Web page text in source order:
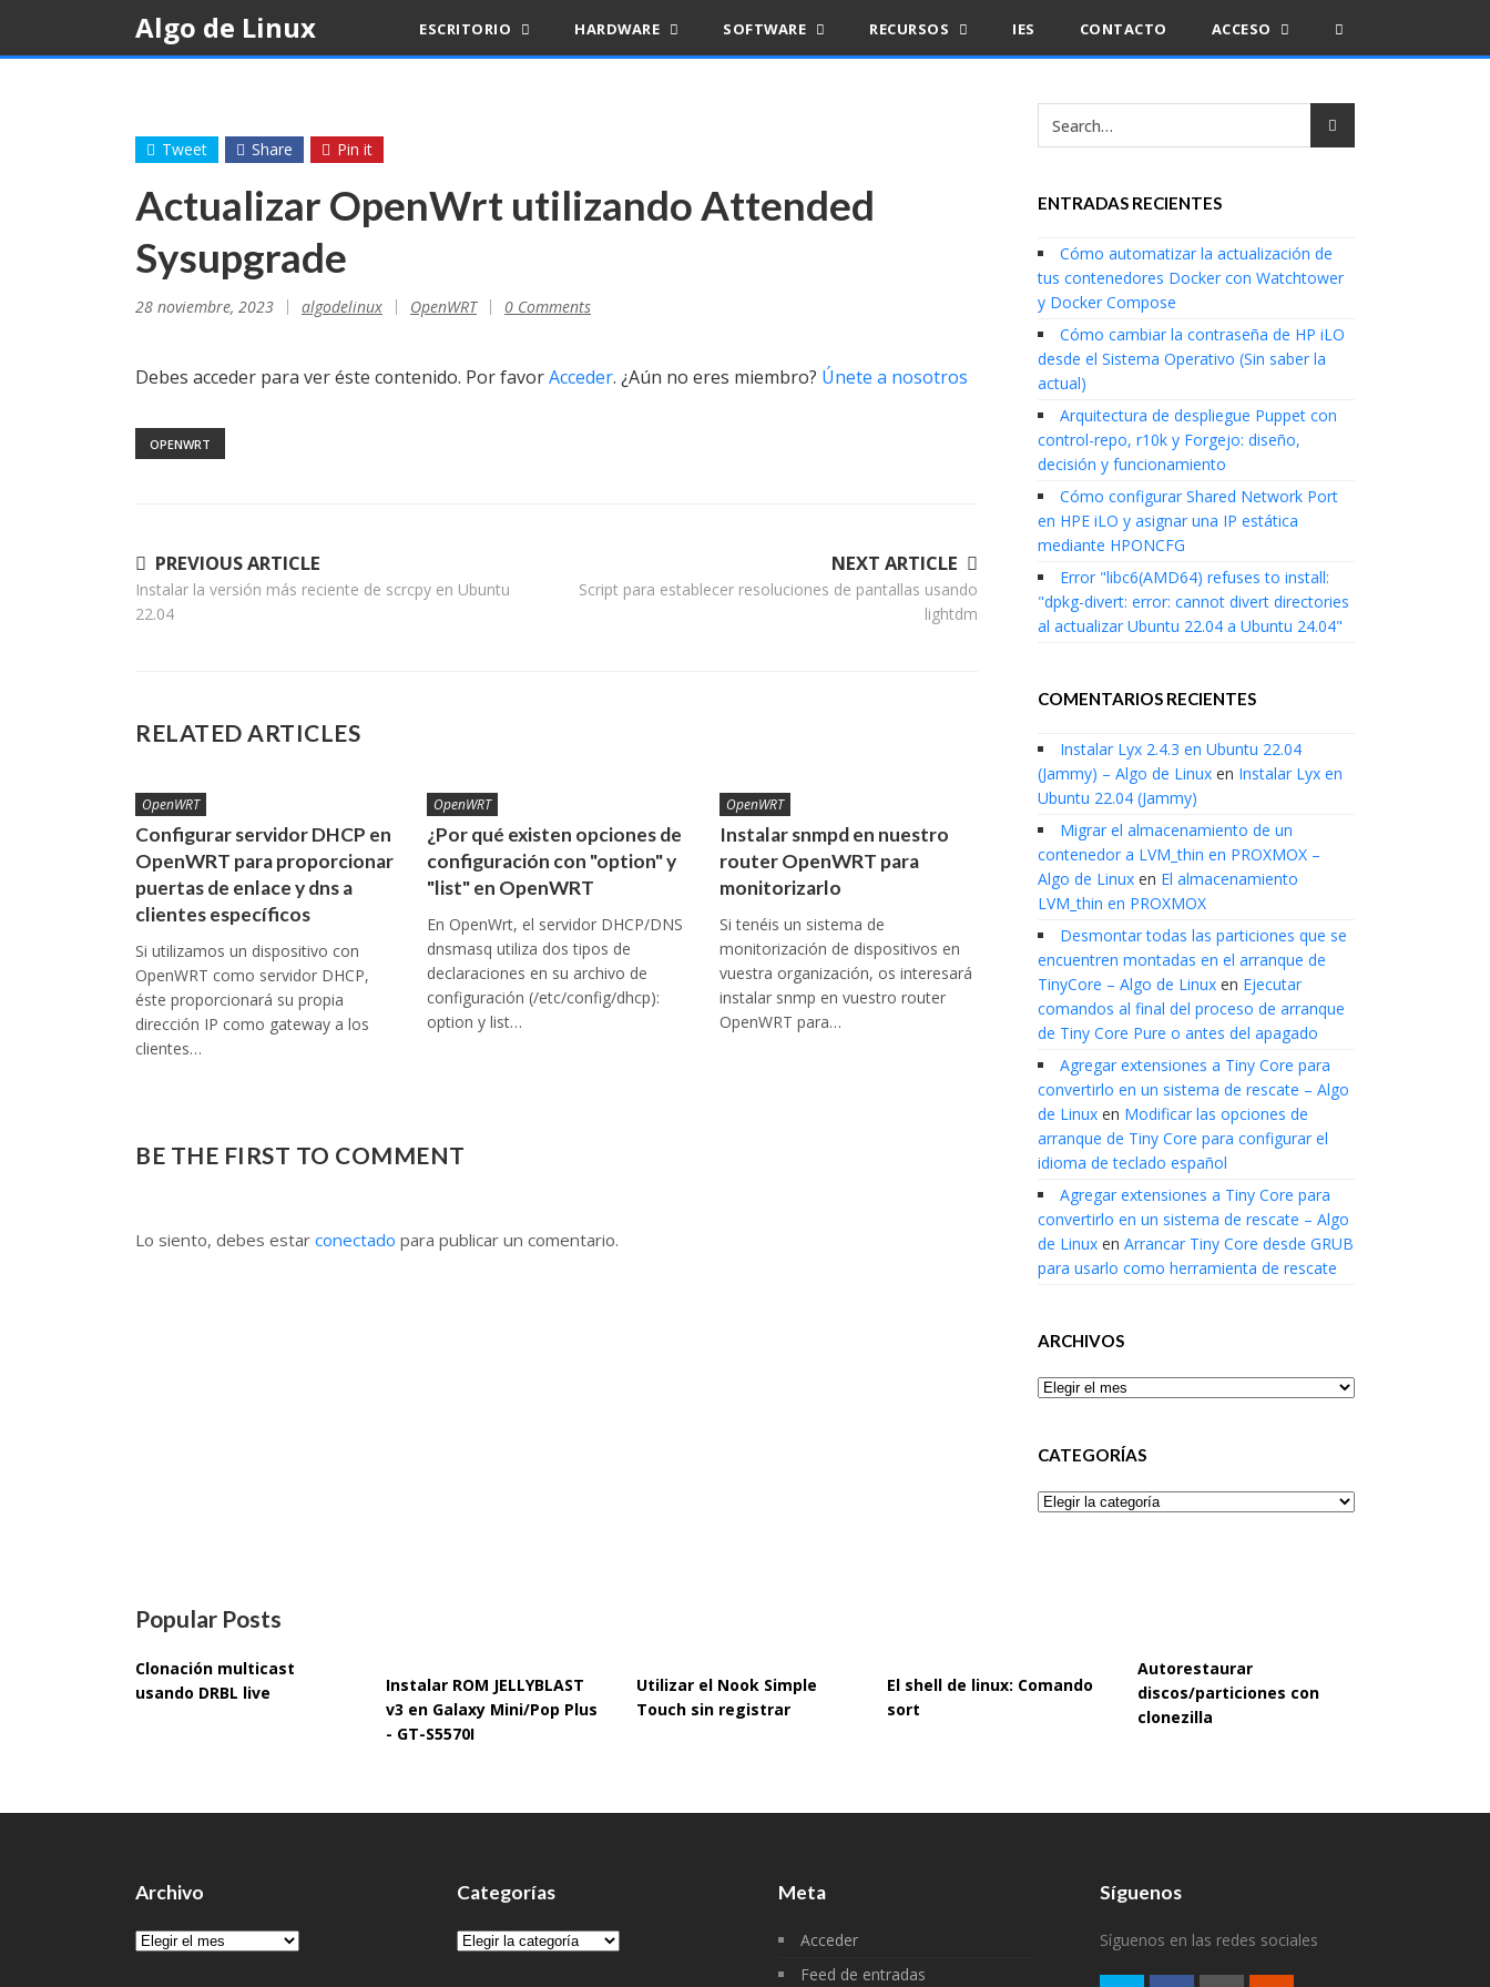
content
Algo de Linux ESCRITORIO HARDWARE SOFTWARE RECURSOS IES CONTACTO ACCESO
Tweet Share Pin it
Actualizar OpenWrt utilizando Attended
Sysupgrade
28 noviembre, 2023 algodelinux OpenWRT 0 Comments
Debes acceder para ver éste contenido. Por favorAcceder. ¿Aún no eres miembro? Únete a nosotros
OPENWRT
Navegación
de
NEXT ARTICLE
Script para establecer resoluciones de pantallas usando
lightdm
PREVIOUS ARTICLE
Instalar la versión más reciente de scrcpy en Ubuntu
22.04
RELATED ARTICLES
OpenWRT
Configurar servidor DHCP en
OpenWRT para proporcionar
puertas de enlace y dns a
clientes específicos
Si utilizamos un dispositivo con
OpenWRT como servidor DHCP,
éste proporcionará su propia
dirección IP como gateway a los
clientes…
OpenWRT
¿Por qué existen opciones de
configuración con "option" y
"list" en OpenWRT
En OpenWrt, el servidor DHCP/DNS
dnsmasq utiliza dos tipos de
declaraciones en su archivo de
configuración (/etc/config/dhcp):
option y list…
OpenWRT
Instalar snmpd en nuestro
router OpenWRT para
monitorizarlo
Si tenéis un sistema de
monitorización de dispositivos en
vuestra organización, os interesará
instalar snmp en vuestro router
OpenWRT para…
BE THE FIRST TO COMMENT
Lo siento, debes estar conectado para publicar un comentario.
ENTRADAS RECIENTES
Cómo automatizar la actualización de
tus contenedores Docker con Watchtower
y Docker Compose
Cómo cambiar la contraseña de HP iLO
desde el Sistema Operativo (Sin saber la
actual)
Arquitectura de despliegue Puppet con
control-repo, r10k y Forgejo: diseño,
decisión y funcionamiento
Cómo configurar Shared Network Port
en HPE iLO y asignar una IP estática
mediante HPONCFG
Error "libc6(AMD64) refuses to install:
"dpkg-divert: error: cannot divert directories
al actualizar Ubuntu 22.04 a Ubuntu 24.04"
COMENTARIOS RECIENTES
Instalar Lyx 2.4.3 en Ubuntu 22.04
(Jammy) – Algo de Linux en Instalar Lyx en
Ubuntu 22.04 (Jammy)
Migrar el almacenamiento de un
contenedor a LVM_thin en PROXMOX –
Algo de Linux en El almacenamiento
LVM_thin en PROXMOX
Desmontar todas las particiones que se
encuentren montadas en el arranque de
TinyCore – Algo de Linux en Ejecutar
comandos al final del proceso de arranque
de Tiny Core Pure o antes del apagado
Agregar extensiones a Tiny Core para
convertirlo en un sistema de rescate – Algo
de Linux en Modificar las opciones de
arranque de Tiny Core para configurar el
idioma de teclado español
Agregar extensiones a Tiny Core para
convertirlo en un sistema de rescate – Algo
de Linux en Arrancar Tiny Core desde GRUB
para usarlo como herramienta de rescate
ARCHIVOS
Archivos
CATEGORÍAS
Categorías
Popular Posts
Clonación multicast
usando DRBL live
Instalar ROM JELLYBLAST
v3 en Galaxy Mini/Pop Plus
- GT-S5570I
Utilizar el Nook Simple
Touch sin registrar
El shell de linux: Comando
sort
Autorestaurar
discos/particiones con
clonezilla
Archivo
Archivo
Categorías
Categorías
Meta
Acceder
Feed de entradas
Síguenos
Síguenos en las redes sociales